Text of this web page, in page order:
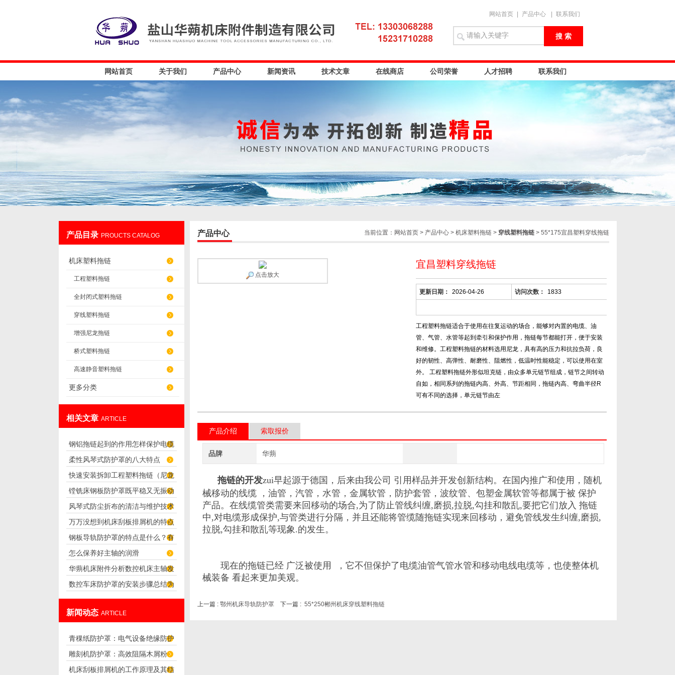
网站首页 产品中心 联系我们
网站首页 关于我们 产品中心 新闻资讯 技术文章 在线商店 公司荣誉 人才招聘 联系我们
产品目录 PROUCTS CATALOG
机床塑料拖链
工程塑料拖链
全封闭式塑料拖链
穿线塑料拖链
增强尼龙拖链
桥式塑料拖链
高速静音塑料拖链
更多分类
相关文章 ARTICLE
钢铝拖链起到的作用怎样保护电缆
柔性风琴式防护罩的八大特点
快速安装拆卸工程塑料拖链（尼龙
拖链）的技巧
镗铣床钢板防护罩既平稳又无振动
噪音
风琴式防尘折布的清洁与维护技术
万万没想到机床刮板排屑机的特点
那么多
钢板导轨防护罩的特点是什么？有
哪些优点？
怎么保养好主轴的润滑
华蒴机床附件分析数控机床主轴发
热原因
数控车床防护罩的安装步骤总结为
新闻动态 ARTICLE
青稞纸防护罩：电气设备绝缘防护
专用方案
雕刻机防护罩：高效阻隔木屑粉
尘，守护设备精度与安全
机床刮板排屑机的工作原理及其结
当前位置： 网站首页> 产品中心> 机床塑料拖链> 穿线塑料拖链> 55*175宜昌塑料穿线拖链
产品中心
宜昌塑料穿线拖链
更新日期： 2026-04-26 访问次数： 1833
工程塑料拖链适合于使用在往复运动的场合，能够对内置的电缆、油
管、气管、水管等起到牵引和保护作用，拖链每节都能打开，便于安装
和维修。工程塑料拖链的材料选用尼龙，具有高的压力和抗拉负荷，良
好的韧性、高弹性、耐磨性、阻燃性，低温时性能稳定，可以使用在室
外。 工程塑料拖链外形似坦克链，由众多单元链节组成，链节之间转动
自如，相同系列的拖链内高、外高、节距相同，拖链内高、弯曲半径R
可有不同的选择，单元链节由左
点击放大
产品介绍 索取报价
品牌 华蒴
拖链的开发zui早起源于德国，后来由我公司 引用样品并开发创新结构。 在国内推广和使用，随机
械移动的线缆 ，油管，汽管，水管， 金属软管，防护套管 ，波纹管、包塑金属软管等都属于被 保护
产品。在线缆管类需要来回移动的场合,为了防止管线纠缠,磨损,拉脱,勾挂和散乱,要把它们放入 拖链
中,对电缆形成保护,与管类进行分隔，并且还能将管缆随拖链实现来回移动，避免管线发生纠缠,磨损,
拉脱,勾挂和散乱等现象.的发生。
现在的拖链已经 广泛被使用 ， 它不但保护了电缆油管气管水管和移动电线电缆等， 也使整体机
械装备 看起来更加美观。
上一篇 : 鄂州机床导轨防护罩下一篇 : 55*250郴州机床穿线塑料拖链